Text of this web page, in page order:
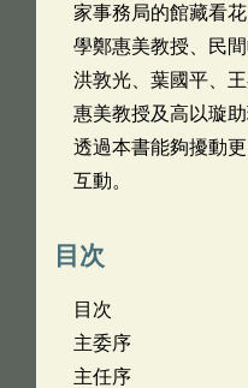
家事務局的館藏看
學鄭惠美教授、民
洪敦光、葉國平、
惠美教授及高以璇
透過本書能夠擾動
互動。
目次
目次
主委序
主任序